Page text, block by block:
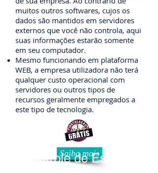
muitos outros softwares, cujos os
dados são mantidos em servidores
externos que você não controla, aqui
suas informações estarão somente
em seu computador.
Mesmo funcionando em plataforma
WEB, a empresa utilizadora não terá
qualquer custo operacional com
servidores ou outros tipos de
recursos geralmente empregados a
este tipo de tecnologia.
Saiba mais
Controle de Estoque